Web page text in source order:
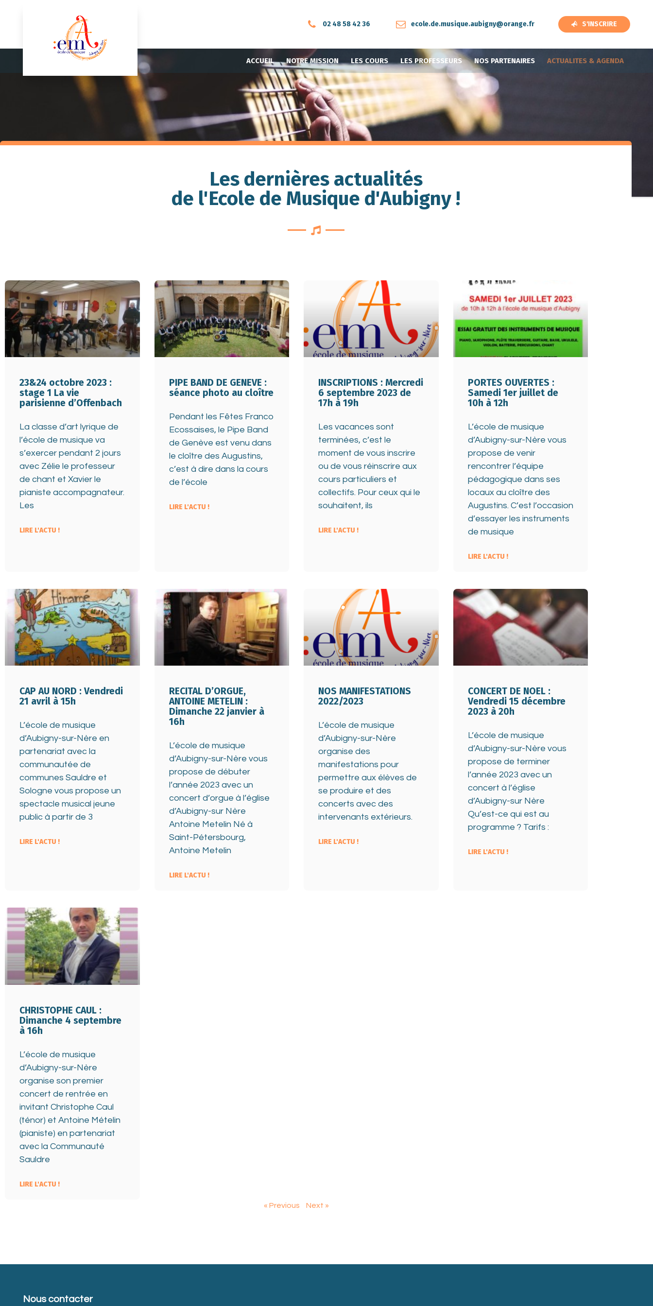
02 48 58 42 36 ecole.de.musique.aubigny@orange.fr S'INSCRIRE
ACCUEIL NOTRE MISSION LES COURS LES PROFESSEURS NOS PARTENAIRES ACTUALITES & AGENDA
Les dernières actualités
de l'Ecole de Musique d'Aubigny !
23&24 octobre 2023 :
stage 1 La vie
parisienne d’Offenbach
La classe d’art lyrique de
l’école de musique va
s’exercer pendant 2 jours
avec Zélie le professeur
de chant et Xavier le
pianiste accompagnateur.
Les
LIRE L'ACTU !
PIPE BAND DE GENEVE :
séance photo au cloître
Pendant les Fêtes Franco
Ecossaises, le Pipe Band
de Genève est venu dans
le cloître des Augustins,
c’est à dire dans la cours
de l’école
LIRE L'ACTU !
INSCRIPTIONS : Mercredi
6 septembre 2023 de
17h à 19h
Les vacances sont
terminées, c’est le
moment de vous inscrire
ou de vous réinscrire aux
cours particuliers et
collectifs. Pour ceux qui le
souhaitent, ils
LIRE L'ACTU !
PORTES OUVERTES :
Samedi 1er juillet de
10h à 12h
L’école de musique
d’Aubigny-sur-Nère vous
propose de venir
rencontrer l’équipe
pédagogique dans ses
locaux au cloître des
Augustins. C’est l’occasion
d’essayer les instruments
de musique
LIRE L'ACTU !
CAP AU NORD : Vendredi
21 avril à 15h
L’école de musique
d’Aubigny-sur-Nère en
partenariat avec la
communautée de
communes Sauldre et
Sologne vous propose un
spectacle musical jeune
public à partir de 3
LIRE L'ACTU !
RECITAL D’ORGUE,
ANTOINE METELIN :
Dimanche 22 janvier à
16h
L’école de musique
d’Aubigny-sur-Nère vous
propose de débuter
l’année 2023 avec un
concert d’orgue à l’église
d’Aubigny-sur Nère
Antoine Metelin Né à
Saint-Pétersbourg,
Antoine Metelin
LIRE L'ACTU !
NOS MANIFESTATIONS
2022/2023
L’école de musique
d’Aubigny-sur-Nère
organise des
manifestations pour
permettre aux élèves de
se produire et des
concerts avec des
intervenants extérieurs.
LIRE L'ACTU !
CONCERT DE NOEL :
Vendredi 15 décembre
2023 à 20h
L’école de musique
d’Aubigny-sur-Nère vous
propose de terminer
l’année 2023 avec un
concert à l’église
d’Aubigny-sur Nère
Qu’est-ce qui est au
programme ? Tarifs :
LIRE L'ACTU !
CHRISTOPHE CAUL :
Dimanche 4 septembre
à 16h
L’école de musique
d’Aubigny-sur-Nère
organise son premier
concert de rentrée en
invitant Christophe Caul
(ténor) et Antoine Mételin
(pianiste) en partenariat
avec la Communauté
Sauldre
LIRE L'ACTU !
« Previous Next »
Nous contacter